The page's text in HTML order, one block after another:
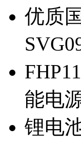
优质
能电
锂电